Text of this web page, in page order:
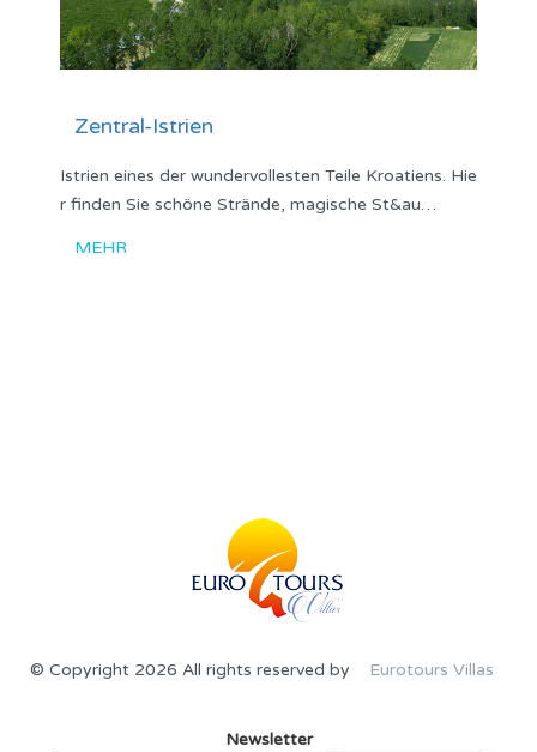
Zentral-Istrien
Istrien eines der wundervollesten Teile Kroatiens. Hie
r finden Sie schöne Strände, magische St&au…
MEHR
© Copyright 2026 All rights reserved by Eurotours Villas
Newsletter